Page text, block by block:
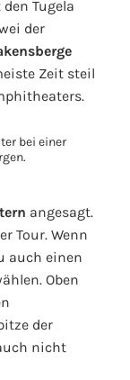
Tugela
der
Zeit steil
angesagt.
Tour. Wenn
auch einen
Oben
der
nicht